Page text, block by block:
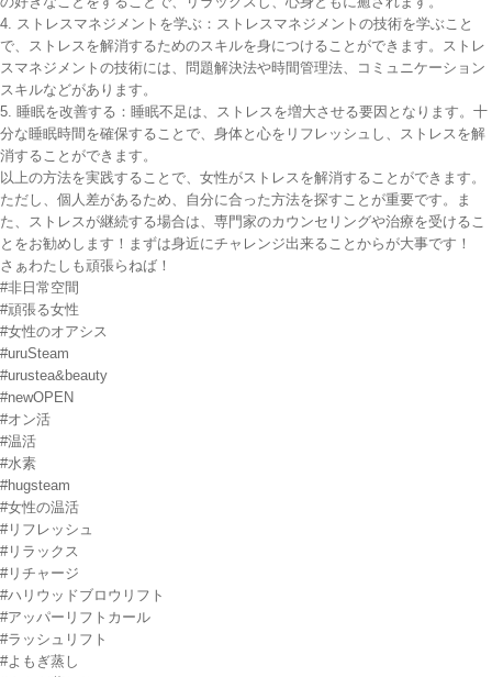
4. ストレスマネジメントを学ぶ：ストレスマネジメントの技術を学ぶこと
で、ストレスを解消するためのスキルを身につけることができます。ストレ
スマネジメントの技術には、問題解決法や時間管理法、コミュニケーション
スキルなどがあります。
5. 睡眠を改善する：睡眠不足は、ストレスを増大させる要因となります。十
分な睡眠時間を確保することで、身体と心をリフレッシュし、ストレスを解
消することができます。
以上の方法を実践することで、女性がストレスを解消することができます。
ただし、個人差があるため、自分に合った方法を探すことが重要です。ま
た、ストレスが継続する場合は、専門家のカウンセリングや治療を受けるこ
とをお勧めします！まずは身近にチャレンジ出来ることからが大事です！
さぁわたしも頑張らねば！
#非日常空間
#頑張る女性
#女性のオアシス
#uruSteam
#urustea&beauty
#newOPEN
#オン活
#温活
#水素
#hugsteam
#女性の温活
#リフレッシュ
#リラックス
#リチャージ
#ハリウッドブロウリフト
#アッパーリフトカール
#ラッシュリフト
#よもぎ蒸し